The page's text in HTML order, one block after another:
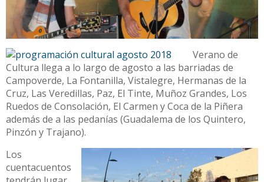
Verano de
Cultura llega a lo largo de agosto a las barriadas de
Campoverde, La Fontanilla, Vistalegre, Hermanas de la
Cruz, Las Veredillas, Paz, El Tinte, Muñoz Grandes, Los
Ruedos de Consolación, El Carmen y Coca de la Piñera
además de a las pedanías (Guadalema de los Quintero,
Pinzón y Trajano).
Los
cuentacuentos